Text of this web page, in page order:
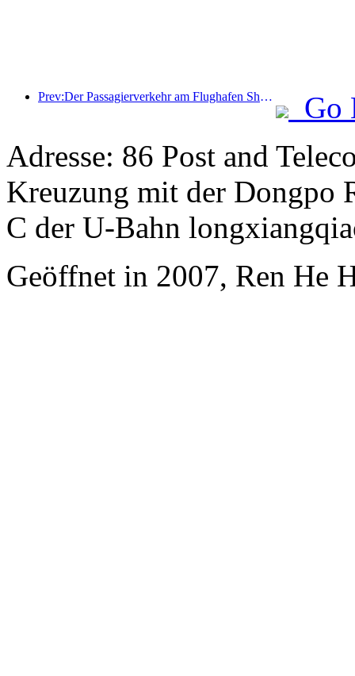
Prev:Der Passagierverkehr am Flughafen Shenzhen nimmt während der Sommerferien stark zu, und viele ausländische Fluggesellschaften erweitern ihr China-Angebot.
Go
Adresse: 86 Post and
Kreuzung mit der Dongpo
C der U-Bahn
Geöffnet in 2007, Ren He